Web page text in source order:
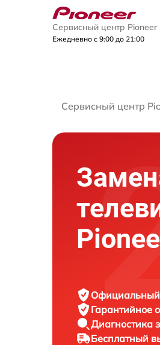
Сервисный центр Pioneer
Ежедневно с 9:00 до 21:00
Сервисный центр
Официальный
Гарантийное
Диагностика
Бесплатный